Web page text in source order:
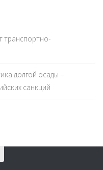
транспортно-
долгой осады –
санкций